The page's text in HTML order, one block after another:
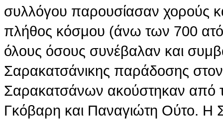
συλλόγου παρουσίασαν χορούς
πλήθος κόσμου (άνω των 700
όλους όσους συνέβαλαν και
Σαρακατσάνικης παράδοσης
Σαρακατσάνων ακούστηκαν από
Γκόβαρη και Παναγιώτη Ούτο. Η